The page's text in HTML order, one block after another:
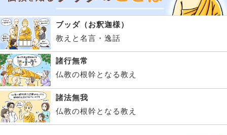
ブッダ（お釈迦様）
教えと名言・逸話
諸行無常
仏教の根幹となる教え
諸法無我
仏教の根幹となる教え